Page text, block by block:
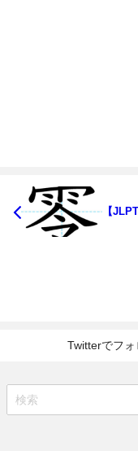
【
Twitterでフォ